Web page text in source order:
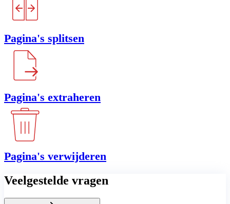
Pagina's splitsen
Pagina's extraheren
Pagina's verwijderen
Veelgestelde vragen